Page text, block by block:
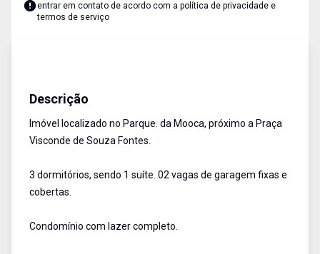
entrar em contato de acordo com a política de privacidade e
termos de serviço
Descrição
Imóvel localizado no Parque. da Mooca, próximo a Praça
Visconde de Souza Fontes.
3 dormitórios, sendo 1 suíte. 02 vagas de garagem fixas e
cobertas.
Condomínio com lazer completo.